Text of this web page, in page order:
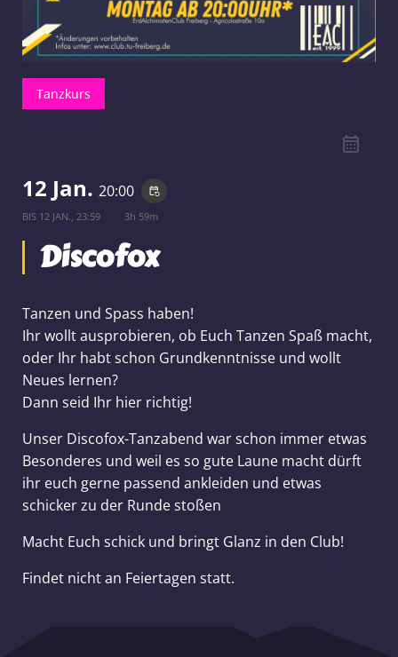
Tanzkurs
12 Jan. 20:00 event_repeat
BIS 12 JAN., 23:59 3h 59m
Discofox
Tanzen und Spass haben!
Ihr wollt ausprobieren, ob Euch Tanzen Spaß macht,
oder Ihr habt schon Grundkenntnisse und wollt
Neues lernen?
Dann seid Ihr hier richtig!
Unser Discofox-Tanzabend war schon immer etwas
Besonderes und weil es so gute Laune macht dürft
ihr euch gerne passend ankleiden und etwas
schicker zu der Runde stoßen
Macht Euch schick und bringt Glanz in den Club!
Findet nicht an Feiertagen statt.